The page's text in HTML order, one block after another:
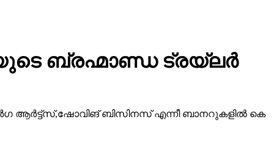
ബ്രഹ്മാണ്ഡ ട്രയ്ലർ
ആർട്ട്സ്,ഷോവിങ് ബിസിനസ് എന്നീ ബാനറുകളിൽ കെ